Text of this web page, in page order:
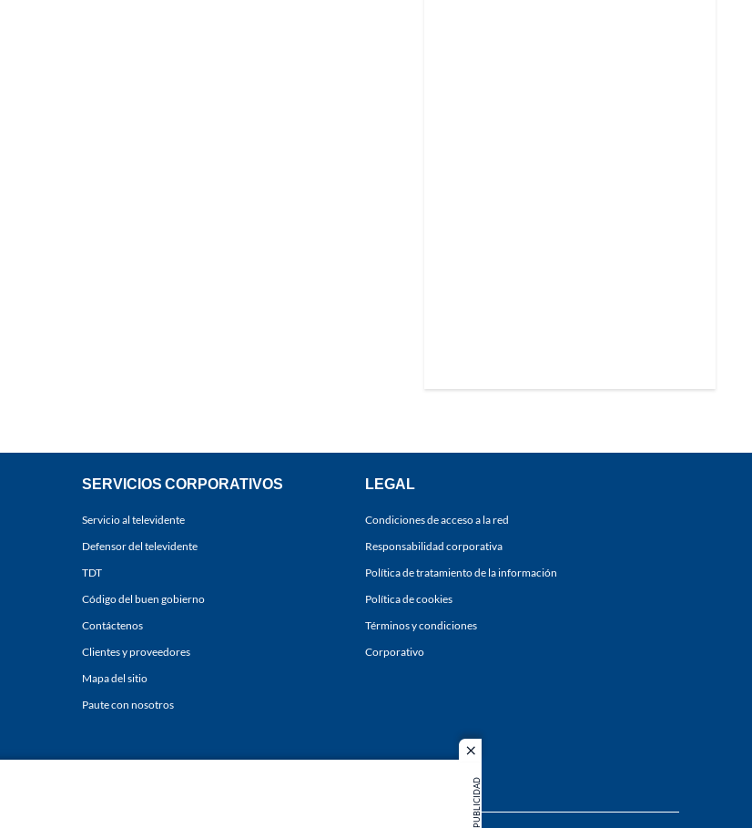
close
PUBLICIDAD
SERVICIOS CORPORATIVOS
Servicio al televidente
Defensor del televidente
TDT
Código del buen gobierno
Contáctenos
Clientes y proveedores
Mapa del sitio
Paute con nosotros
LEGAL
Condiciones de acceso a la red
Responsabilidad corporativa
Política de tratamiento de la información
Política de cookies
Términos y condiciones
Corporativo